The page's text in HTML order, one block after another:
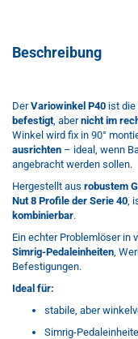
Beschreibung
DerVariowinkel P40 ist
befestigt, abernicht im
Winkel wird fix in 90°
ausrichten – ideal, wenn
angebracht werden sollen.
Hergestellt aus robustem
Nut 8 Profile der Serie 40,
kombinierbar.
Ein echter Problemlöser in
Simrig-Pedaleinheiten,
Befestigungen.
Ideal für:
stabile, aber
Simrig-